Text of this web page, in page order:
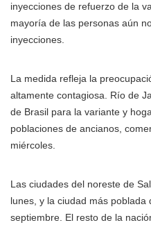
inyecciones de refuerzo de la
mayoría de las personas aún
inyecciones.
La medida refleja la
altamente contagiosa. Río de
de Brasil para la variante y
poblaciones de ancianos,
miércoles.
Las ciudades del noreste de
lunes, y la ciudad más
septiembre. El resto de la